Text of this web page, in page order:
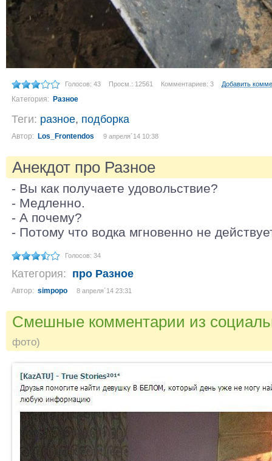
Голосов: 43 Просм.: 12561 Комментариев: 3 Добавить
Категория: Разное
Теги: разное, подборка
Автор: Los_Frontendos 9 апреля´14 10:38
Анекдот про Разное
- Вы как получаете удовольствие?
- Медленно.
- А почему?
- Потому что водка мгновенно не
Голосов: 34
Категория: про Разное
Автор: simpopo 8 апреля´14 23:31
Смешные комментарии из
фото)